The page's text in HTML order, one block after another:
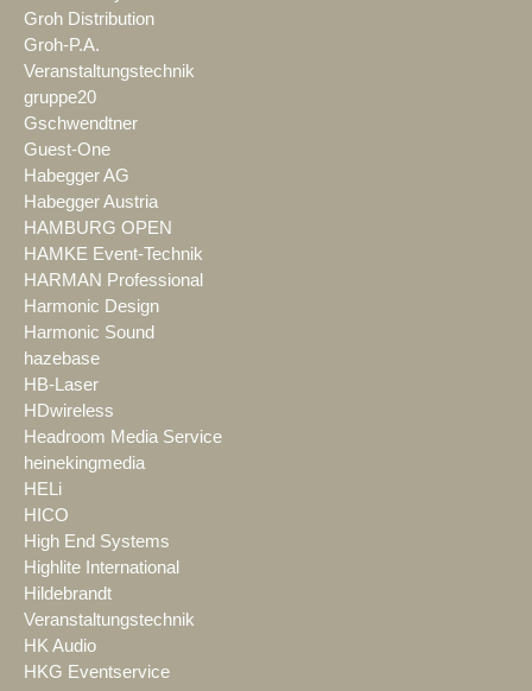
Groh Distribution
Groh-P.A.
Veranstaltungstechnik
gruppe20
Gschwendtner
Guest-One
Habegger AG
Habegger Austria
HAMBURG OPEN
HAMKE Event-Technik
HARMAN Professional
Harmonic Design
Harmonic Sound
hazebase
HB-Laser
HDwireless
Headroom Media Service
heinekingmedia
HELi
HICO
High End Systems
Highlite International
Hildebrandt
Veranstaltungstechnik
HK Audio
HKG Eventservice